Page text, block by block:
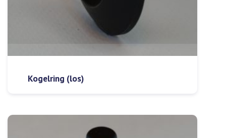
Kogelring (los)